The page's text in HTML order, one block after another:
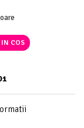
COS